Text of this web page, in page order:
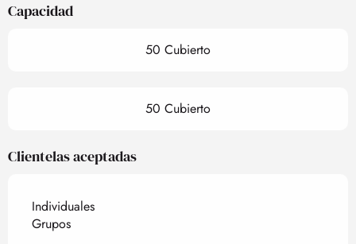
Capacidad
50 Cubierto
50 Cubierto
Clientelas aceptadas
Individuales
Grupos